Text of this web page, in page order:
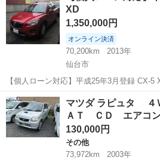
の方 ...
XD
1,350,000円
オンライン決済
70,200km
2013年
仙台市
【個人ローン対応】平成25年3月登録 CX-5 XD 車両本体価
1,350,000円 メーカー名：マツダ 車種名：CX-5 XD 排気量：2,200cc
年式：H25年3月 走行距離：...
宮城 仙台市 マツダ 車両
マツダ ラピュタ
ＡＴ ＣＤ エアコン
130,000円
その他
73,972km
2003年